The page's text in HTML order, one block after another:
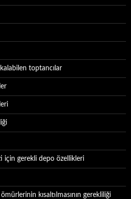
toptancılar
için gerekli depo özellikleri
kısaltılmasının gerekliliği